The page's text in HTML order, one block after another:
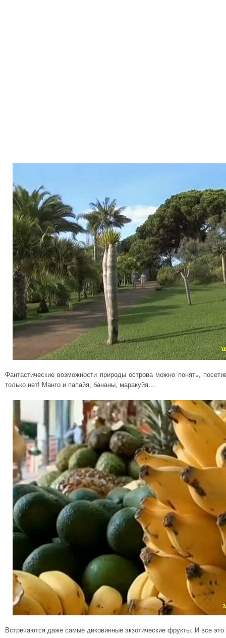
Фантастические возможности природы острова можно понять,
только нет! Манго и папайя, бананы, маракуйя…
Встречаются даже самые диковинные экзотические фрукты. И все